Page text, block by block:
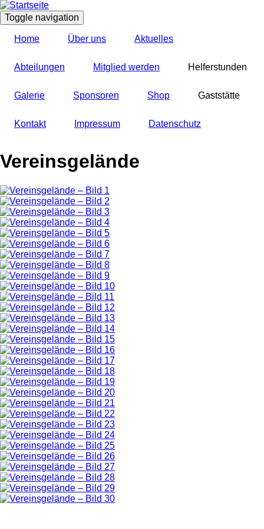
Direkt
zum
Inhalt
Toggle navigation
Home Über uns Aktuelles
Abteilungen Mitglied werden Helferstunden
Galerie Sponsoren Shop Gaststätte
Kontakt Impressum Datenschutz
Vereinsgelände